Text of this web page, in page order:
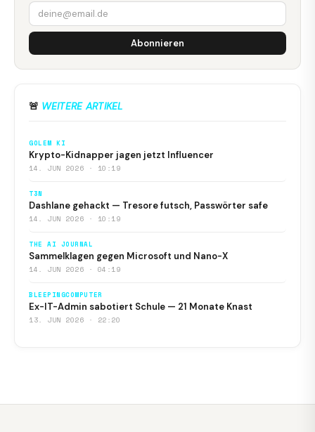
Abonnieren
🚨 WEITERE ARTIKEL
GOLEM KI
Krypto-Kidnapper jagen jetzt Influencer
14. JUN 2026 · 10:19
T3N
Dashlane gehackt — Tresore futsch, Passwörter safe
14. JUN 2026 · 10:19
THE AI JOURNAL
Sammelklagen gegen Microsoft und Nano-X
14. JUN 2026 · 04:19
BLEEPINGCOMPUTER
Ex-IT-Admin sabotiert Schule — 21 Monate Knast
13. JUN 2026 · 22:20